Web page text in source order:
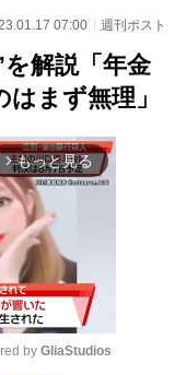
07:00 週刊ポスト
解説「年金
まず無理」
arrow_forward_ios もっと見る
by GliaStudios